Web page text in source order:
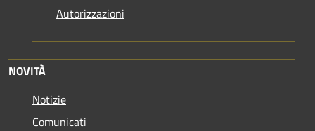
Autorizzazioni
NOVITÀ
Notizie
Comunicati